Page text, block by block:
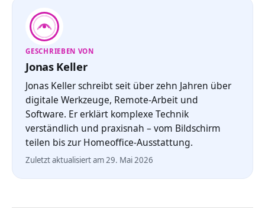
GESCHRIEBEN VON
Jonas Keller
Jonas Keller schreibt seit über zehn Jahren über
digitale Werkzeuge, Remote-Arbeit und
Software. Er erklärt komplexe Technik
verständlich und praxisnah – vom Bildschirm
teilen bis zur Homeoffice-Ausstattung.
Zuletzt aktualisiert am 29. Mai 2026